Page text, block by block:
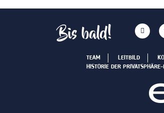
Bis bald!
TEAM LEITBILD
HISTORIE DER